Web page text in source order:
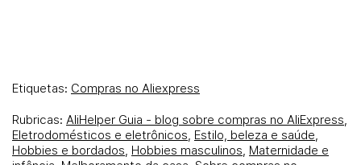
Etiquetas: Compras no Aliexpress
Rubricas: AliHelper Guia - blog sobre compras no AliExpress,
Eletrodomésticos e eletrônicos, Estilo, beleza e saúde,
Hobbies e bordados, Hobbies masculinos, Maternidade e